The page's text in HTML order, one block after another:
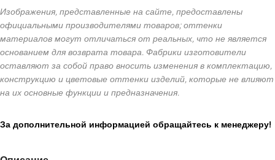
Изображения, представленные на сайте, предоставлены
официальными производителями товаров; оттенки
материалов могут отличаться от реальных, что не является
основанием для возврата товара. Фабрики изготовители
оставляют за собой право вносить изменения в комплектацию,
конструкцию и цветовые оттенки изделий, которые не влияют
на их основные функции и предназначения.
За дополнительной информацией обращайтесь к менеджеру!